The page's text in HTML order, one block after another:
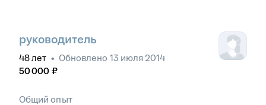
руководитель
48лет • Обновлено 13 июля 2014
50 000 ₽
Общий опыт